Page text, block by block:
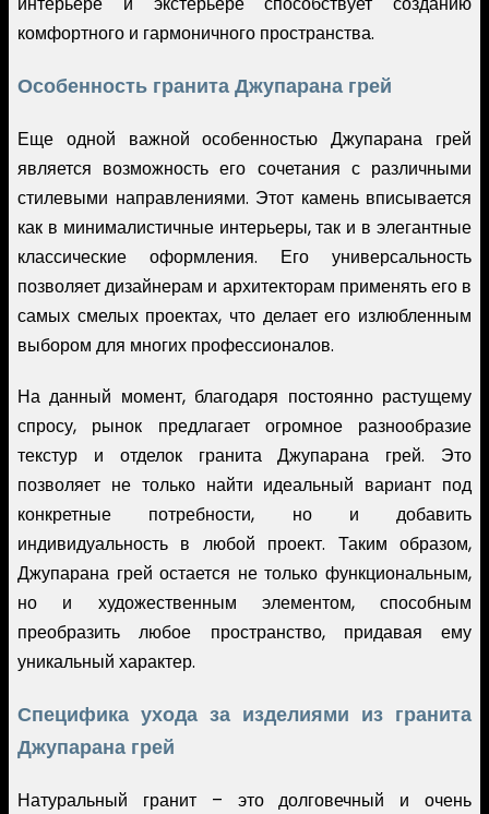
комфортного и гармоничного пространства.
Особенность гранита Джупарана грей
Еще одной важной особенностью Джупарана грей
является возможность его сочетания с различными
стилевыми направлениями. Этот камень вписывается
как в минималистичные интерьеры, так и в элегантные
классические оформления. Его универсальность
позволяет дизайнерам и архитекторам применять его в
самых смелых проектах, что делает его излюбленным
выбором для многих профессионалов.
На данный момент, благодаря постоянно растущему
спросу, рынок предлагает огромное разнообразие
текстур и отделок гранита Джупарана грей. Это
позволяет не только найти идеальный вариант под
конкретные потребности, но и добавить
индивидуальность в любой проект. Таким образом,
Джупарана грей остается не только функциональным,
но и художественным элементом, способным
преобразить любое пространство, придавая ему
уникальный характер.
Специфика ухода за изделиями из гранита
Джупарана грей
Натуральный гранит – это долговечный и очень